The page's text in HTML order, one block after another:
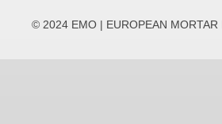
© 2024 EMO | EUROPEAN MORTAR